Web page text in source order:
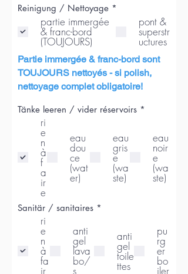
Reinigung / Nettoyage *
t
o
i
r
partie immergée
& franc-bord
(TOUJOURS)
pont &
superstr
uctures
Partie immergée & franc-bord sont
TOUJOURS nettoyés - si polish,
nettoyage complet obligatoire!
Tänke leeren / vider réservoirs *
ri
e
n
à
f
a
ir
e
eau
dou
ce
(wat
er)
eau
gris
e
(wa
ste)
eau
noir
e
(wa
ste)
Sanitär / sanitaires *
ri
e
n
à
fa
ir
anti
gel
lava
bo/
s
anti
gel
toile
ttes
pu
rg
er
bo
iler